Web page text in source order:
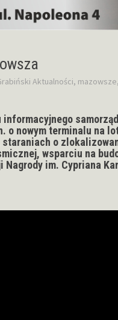
Aktualności, mazowsze,
informacyjnego
o nowym terminalu na
o
wsparciu na
im. Cypriana